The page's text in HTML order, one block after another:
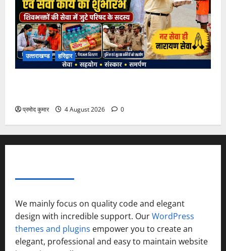
उत्‍तराखण्‍ड हरिद्वार
प्रमोद कुमार 4 August 2026 0
We mainly focus on quality code and elegant
design with incredible support. OurWordPress
themes and plugins empower you to create an
elegant, professional and easy to maintain website